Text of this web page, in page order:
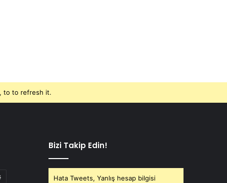
to to refresh it.
Bizi Takip Edin!
Hata Tweets, Yanlış hesap bilgisi